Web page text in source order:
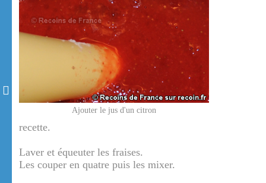
Ajouter le jus d'un citron
recette.
Laver et équeuter les fraises.
Les couper en quatre puis les mixer.